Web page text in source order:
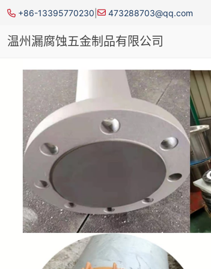
+86-13395770230 473288703@qq.com
温州漏腐蚀五金制品有限公司